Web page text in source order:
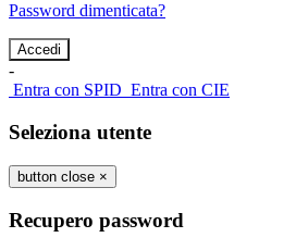
Password dimenticata?
-
Entra con SPID Entra con CIE
Seleziona utente
button close ×
Recupero password